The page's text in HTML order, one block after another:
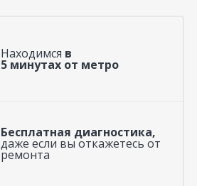
Находимся в
5 минутах от метро
Бесплатная диагностика,
даже если вы откажетесь от
ремонта